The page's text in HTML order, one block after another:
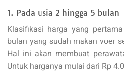
1. Pada usia 2 hingga 5 bulan
Klasifikasi harga yang
bulan yang sudah makan voer
Hal ini akan membuat
Untuk harganya mulai dari Rp